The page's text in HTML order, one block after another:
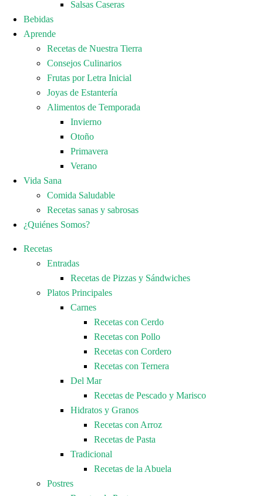
Salsas Caseras
Bebidas
Aprende
Recetas de Nuestra Tierra
Consejos Culinarios
Frutas por Letra Inicial
Joyas de Estantería
Alimentos de Temporada
Invierno
Otoño
Primavera
Verano
Vida Sana
Comida Saludable
Recetas sanas y sabrosas
¿Quiénes Somos?
Recetas
Entradas
Recetas de Pizzas y Sándwiches
Platos Principales
Carnes
Recetas con Cerdo
Recetas con Pollo
Recetas con Cordero
Recetas con Ternera
Del Mar
Recetas de Pescado y Marisco
Hidratos y Granos
Recetas con Arroz
Recetas de Pasta
Tradicional
Recetas de la Abuela
Postres